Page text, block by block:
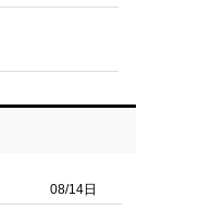
08/14日